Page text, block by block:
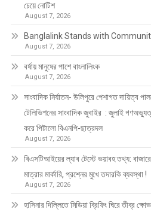
চেয়ে নোটিশ
August 7, 2026
Banglalink Stands with
August 7, 2026
বর্ষায় মানুষের পাশে বাংলালিংক
August 7, 2026
সাংবাদিক নির্যাতন- উলিপুরে পেশাগত দায়িত্ব
টেলিভিশনের সাংবাদিক জুবাইর : জুলাই
করে পিটালো বিএনপি-ছাত্রদল
August 7, 2026
বিএসটিআইয়ের ল্যাব টেস্টে ভয়াবহ তথ্য: বাজারের
মাত্রার মার্কারি, প্রশ্নের মুখে তদারকি ব্যবস্থা !
August 7, 2026
হাসিনার দিল্লিতে মিডিয়া ব্রিফিং ঘিরে তীব্র